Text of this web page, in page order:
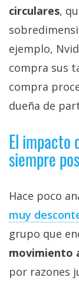
circulares,
ejemplo,
compra sus
compra
dueña de
El impacto
siempre
Hace poco
muy
grupo que
movimiento
por razones